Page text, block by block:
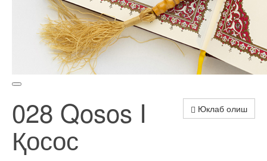
Юклаб олиш
028 Qosos I
Қосос